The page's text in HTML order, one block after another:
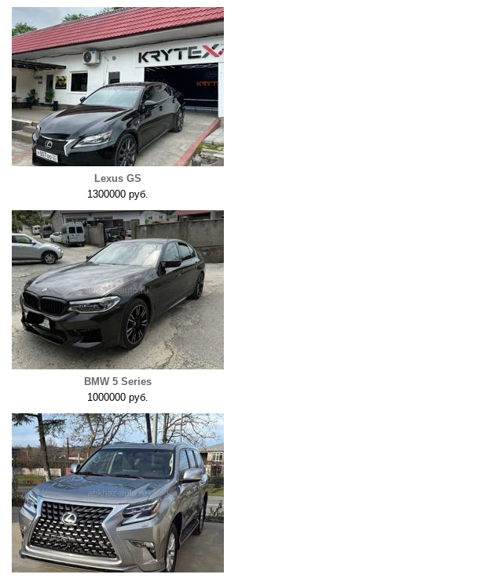
Lexus GS
1300000 руб.
BMW 5 Series
1000000 руб.